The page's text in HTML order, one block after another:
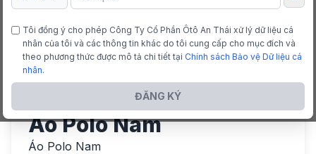
Áo Polo Nam
Áo Polo Nam
Tôi đồng ý cho phép Công Ty Cổ Phần Ôtô An Thái xử lý dữ liệu cá
nhân của tôi và các thông tin khác do tôi cung cấp cho mục đích và
theo phương thức được mô tả chi tiết tại Chính sách Bảo vệ Dữ liệu cá
nhân.
ĐĂNG KÝ